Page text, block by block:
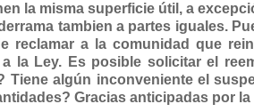
la misma superficie útil, a
tambien a partes iguales.
reclamar a la comunidad que
la Ley. Es posible solicitar el
algún inconveniente el
Gracias anticipadas por